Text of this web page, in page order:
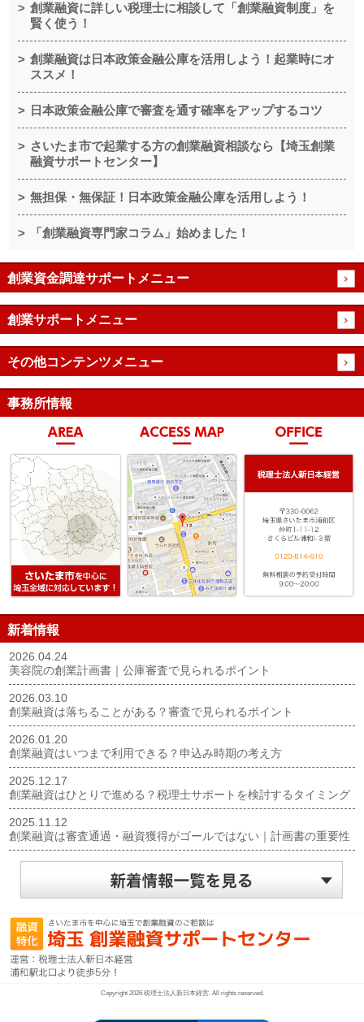
創業融資に詳しい税理士に相談して「創業融資制度」を
賢く使う！
創業融資は日本政策金融公庫を活用しよう！起業時にオ
ススメ！
日本政策金融公庫で審査を通す確率をアップするコツ
さいたま市で起業する方の創業融資相談なら【埼玉創業
融資サポートセンター】
無担保・無保証！日本政策金融公庫を活用しよう！
「創業融資専門家コラム」始めました！
創業資金調達サポートメニュー
創業サポートメニュー
その他コンテンツメニュー
事務所情報
新着情報
2026.04.24
美容院の創業計画書｜公庫審査で見られるポイント
2026.03.10
創業融資は落ちることがある？審査で見られるポイント
2026.01.20
創業融資はいつまで利用できる？申込み時期の考え方
2025.12.17
創業融資はひとりで進める？税理士サポートを検討するタイミング
2025.11.12
創業融資は審査通過・融資獲得がゴールではない｜計画書の重要性
Copyright 2026 税理士法人新日本経営. All rights reserved.